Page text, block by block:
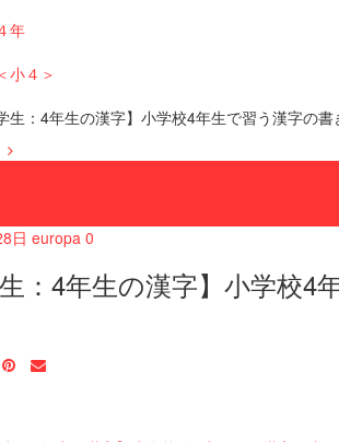
年
小４＞
生：4年生の漢字】小学校4年生で習う漢字の
日 europa 0
生：4年生の漢字】小学校